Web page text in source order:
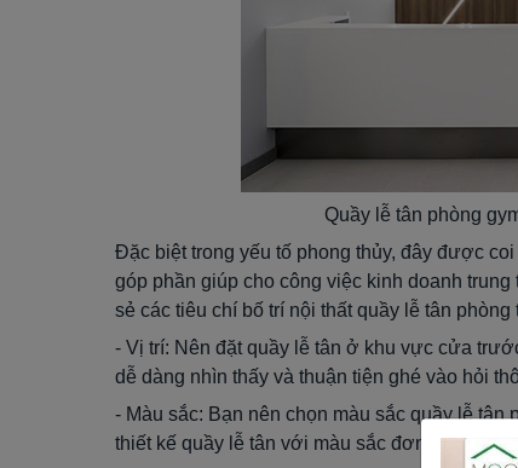
Quầy lễ tân phòng
Đặc biệt trong yếu tố phong thủy, đây được
góp phần giúp cho công việc kinh doanh
sẻ các tiêu chí bố trí nội thất quầy lễ tân phòng
- Vị trí: Nên đặt quầy lễ tân ở khu vực cửa
dễ dàng nhìn thấy và thuận tiện ghé vào hỏi
- Màu sắc: Bạn nên chọn màu sắc quầy lễ
thiết kế quầy lễ tân với màu sắc đơn giản,